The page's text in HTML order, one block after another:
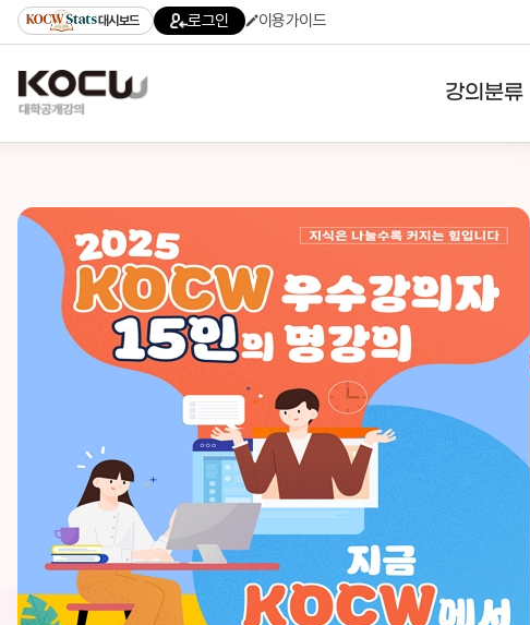
대시보드 로그인 이용가이드
강의분류
기관강의
테마강의